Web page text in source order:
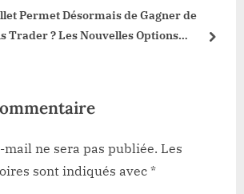
La Fonction Sell Limit
Web3 : Voici Pourquoi Ça
next
mail ne sera pas publiée. Les
sont indiqués avec *